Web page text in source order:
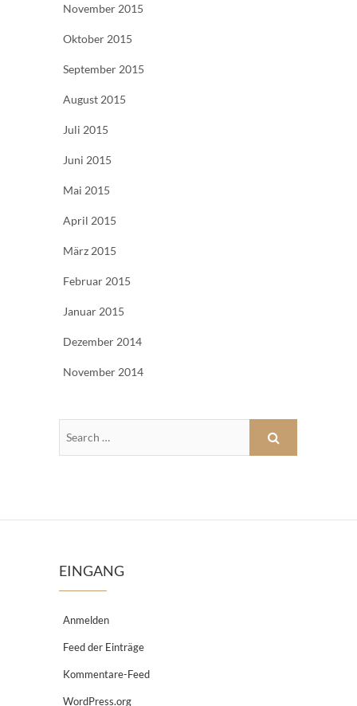
November 2015
Oktober 2015
September 2015
August 2015
Juli 2015
Juni 2015
Mai 2015
April 2015
März 2015
Februar 2015
Januar 2015
Dezember 2014
November 2014
EINGANG
Anmelden
Feed der Einträge
Kommentare-Feed
WordPress.org